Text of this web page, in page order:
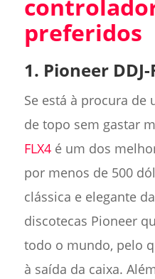
preferidos
1. Pioneer DDJ-
Se está à procura de
de topo sem gastar
FLX4é um dos
por menos de 500
clássica e elegante
discotecas Pioneer
todo o mundo, pelo
à saída da caixa.